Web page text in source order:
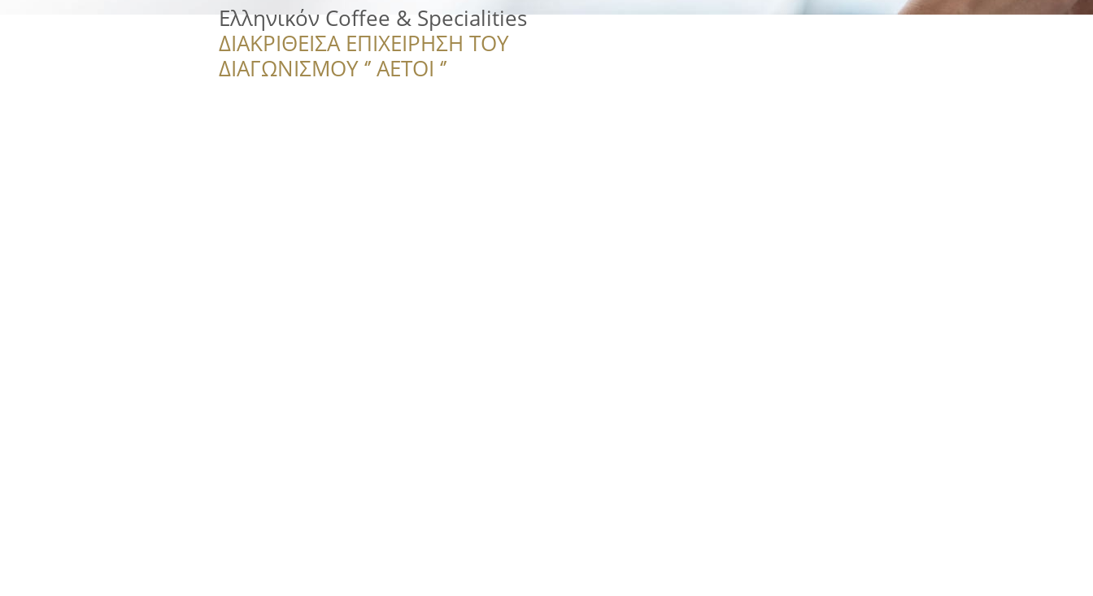
Ελληνικόν Coffee & Specialities
ΔΙΑΚΡΙΘΕΙΣΑ ΕΠΙΧΕΙΡΗΣΗ ΤΟΥ
ΔΙΑΓΩΝΙΣΜΟΥ ‘’ ΑΕΤΟΙ ‘’